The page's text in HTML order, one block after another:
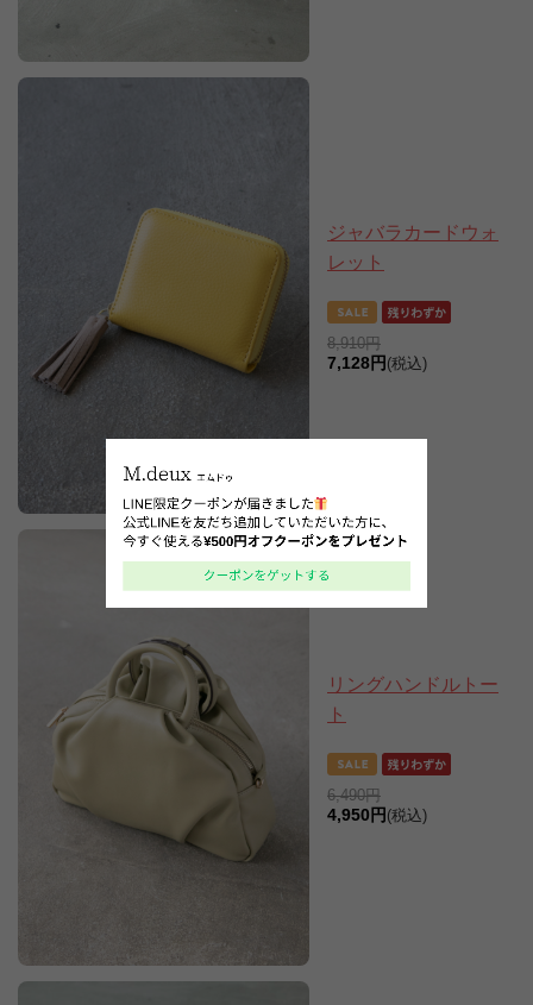
ジャバラカードウォ
レット
8,910円
7,128円 (税込)
リングハンドルトー
ト
6,490円
4,950円 (税込)